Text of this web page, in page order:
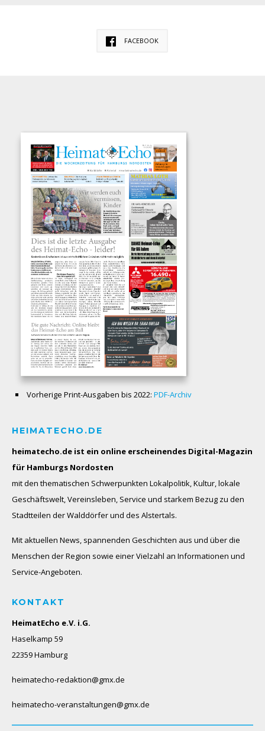
FACEBOOK
Vorherige Print-Ausgaben bis 2022: PDF-Archiv
HEIMATECHO.DE
heimatecho.de ist ein online erscheinendes Digital-Magazin
für Hamburgs Nordosten
mit den thematischen Schwerpunkten Lokalpolitik, Kultur, lokale
Geschäftswelt, Vereinsleben, Service und starkem Bezug zu den
Stadtteilen der Walddörfer und des Alstertals.
Mit aktuellen News, spannenden Geschichten aus und über die
Menschen der Region sowie einer Vielzahl an Informationen und
Service-Angeboten.
KONTAKT
HeimatEcho e.V. i.G.
Haselkamp 59
22359 Hamburg
heimatecho-redaktion@gmx.de
heimatecho-veranstaltungen@gmx.de